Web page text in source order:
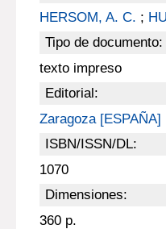
HERSOM, A. C. ;
Tipo de documento:
texto impreso
Editorial:
Zaragoza [ESPAÑA]
ISBN/ISSN/DL:
1070
Dimensiones:
360 p.